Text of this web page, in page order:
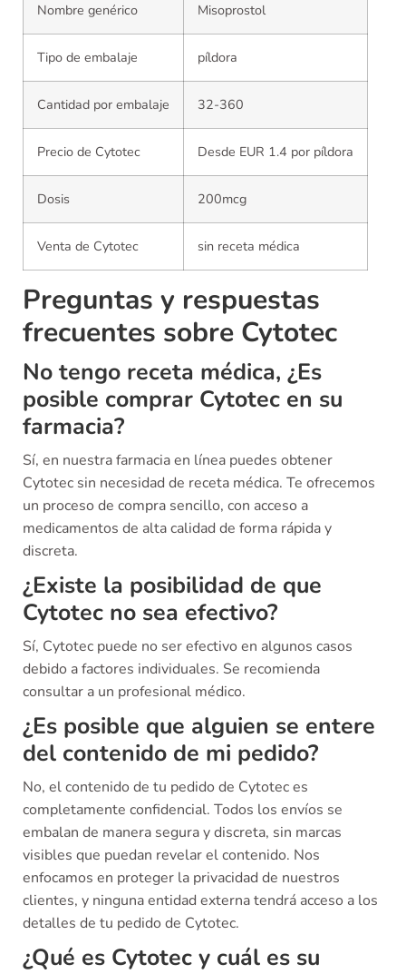
Nombre genérico Misoprostol
Tipo de embalaje píldora
Cantidad por embalaje 32-360
Precio de Cytotec Desde EUR 1.4 por píldora
Dosis 200mcg
Venta de Cytotec sin receta médica
Preguntas y respuestas
frecuentes sobre Cytotec
No tengo receta médica, ¿Es
posible comprar Cytotec en su
farmacia?
Sí, en nuestra farmacia en línea puedes obtener
Cytotec sin necesidad de receta médica. Te ofrecemos
un proceso de compra sencillo, con acceso a
medicamentos de alta calidad de forma rápida y
discreta.
¿Existe la posibilidad de que
Cytotec no sea efectivo?
Sí, Cytotec puede no ser efectivo en algunos casos
debido a factores individuales. Se recomienda
consultar a un profesional médico.
¿Es posible que alguien se entere
del contenido de mi pedido?
No, el contenido de tu pedido de Cytotec es
completamente confidencial. Todos los envíos se
embalan de manera segura y discreta, sin marcas
visibles que puedan revelar el contenido. Nos
enfocamos en proteger la privacidad de nuestros
clientes, y ninguna entidad externa tendrá acceso a los
detalles de tu pedido de Cytotec.
¿Qué es Cytotec y cuál es su